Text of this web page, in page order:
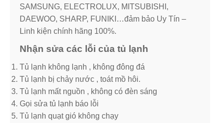
SAMSUNG, ELECTROLUX, MITSUBISHI,
DAEWOO, SHARP, FUNIKI…đảm bảo Uy Tín –
Linh kiện chính hãng 100%.
Nhận sửa các lỗi của tủ lạnh
Tủ lạnh không lạnh , không đông đá
Tủ lạnh bị chảy nước , toát mồ hôi.
Tủ lạnh mất nguồn , không có đèn sáng
Gọi sửa tủ lạnh báo lỗi
Tủ lạnh quạt gió không chạy